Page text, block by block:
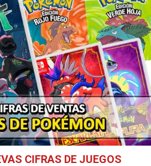
CIFRAS DE JUEGOS